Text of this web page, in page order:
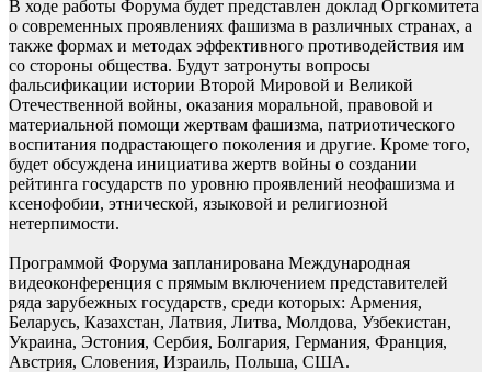
В ходе работы Форума будет представлен доклад Оргкомитета
о современных проявлениях фашизма в различных странах, а
также формах и методах эффективного противодействия им
со стороны общества. Будут затронуты вопросы
фальсификации истории Второй Мировой и Великой
Отечественной войны, оказания моральной, правовой и
материальной помощи жертвам фашизма, патриотического
воспитания подрастающего поколения и другие. Кроме того,
будет обсуждена инициатива жертв войны о создании
рейтинга государств по уровню проявлений неофашизма и
ксенофобии, этнической, языковой и религиозной
нетерпимости.
Программой Форума запланирована Международная
видеоконференция с прямым включением представителей
ряда зарубежных государств, среди которых: Армения,
Беларусь, Казахстан, Латвия, Литва, Молдова, Узбекистан,
Украина, Эстония, Сербия, Болгария, Германия, Франция,
Австрия, Словения, Израиль, Польша, США.